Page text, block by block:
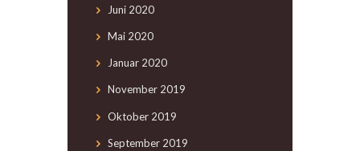
Juni 2020
Mai 2020
Januar 2020
November 2019
Oktober 2019
September 2019